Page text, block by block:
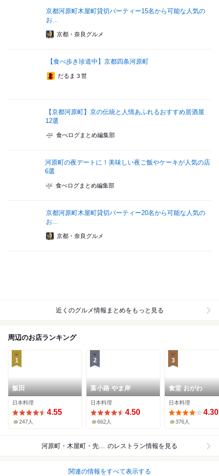
京都河原町木屋町貸切パーティー15名から可能な人気の
お...
京都・奈良グルメ
【食べ歩き珍道中】京都四条河原町
だるま３世
【京都河原町】京の伝統と人情あふれるおすすめ居酒屋
12選
食べログまとめ編集部
河原町の夜デートに！美味しい夜ご飯やケーキが人気の店
6選
食べログまとめ編集部
京都河原町木屋町貸切パーティー20名から可能な人気の
お...
京都・奈良グルメ
近くのグルメ情報まとめをもっと見る
周辺のお店ランキング
1
飯田
日本料理
4.55
247人
2
富小路 やま岸
日本料理
4.50
662人
3
食堂 おがわ
日本料理
4.30
376人
河原町・木屋町・先斗町 のレストラン情報を見る
関連の情報をすべて表示する